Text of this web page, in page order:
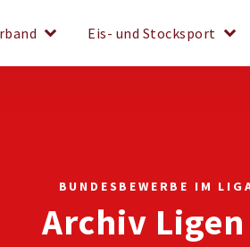
keyboard_arrow_down Eis- und Stocksport keyboard_arrow_down
BUNDESBEWERBE IM
Archiv Ligen